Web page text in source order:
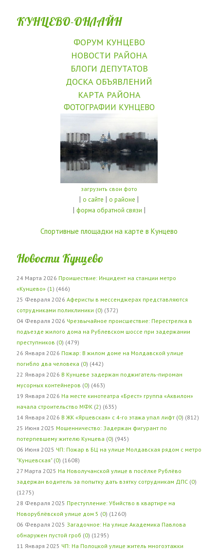
КУНЦЕВО-ОНЛАЙН
ФОРУМ КУНЦЕВО
НОВОСТИ РАЙОНА
БЛОГИ ДЕПУТАТОВ
ДОСКА ОБЪЯВЛЕНИЙ
КАРТА РАЙОНА
ФОТОГРАФИИ КУНЦЕВО
загрузить свои фото
| о сайте | о районе |
| форма обратной связи |
Спортивные площадки на карте в Кунцево
Новости Кунцево
24 Марта 2026 Проишествие: Инцидент на станции метро
«Кунцево» (1 ) (466)
25 Февраля 2026 Аферисты в мессенджерах представляются
сотрудниками поликлиники (0) (372)
04 Февраля 2026 Чрезвычайное происшествие: Перестрелка в
подъезде жилого дома на Рублевском шоссе при задержании
преступников (0) (479)
26 Января 2026 Пожар: В жилом доме на Молдавской улице
погибло два человека (0) (442)
22 Января 2026 В Кунцеве задержан поджигатель-пироман
мусорных контейнеров (0) (463)
19 Января 2026 На месте кинотеатра «Брест» группа «Аквилон»
начала строительство МФК (2) (635)
14 Января 2026 В ЖК «Ярцевская» с 4-го этажа упал лифт (0) (812)
25 Июня 2025 Мошенничество: Задержан фигурант по
потерпевшему жителю Кунцева (0) (945)
06 Июня 2025 ЧП: Пожар в БЦ на улице Молдавская рядом с метро
"Кунцевская" (0) (1608)
27 Марта 2025 На Новолучанской улице в посёлке Рублёво
задержан водитель за попытку дать взятку сотрудникам ДПС (0)
(1275)
28 Февраля 2025 Преступление: Убийство в квартире на
Новорублёвской улице дом 5 (0) (1260)
06 Февраля 2025 Загадочное: На улице Академика Павлова
обнаружен пустой гроб (0) (1295)
11 Января 2025 ЧП: На Полоцкой улице житель многоэтажки